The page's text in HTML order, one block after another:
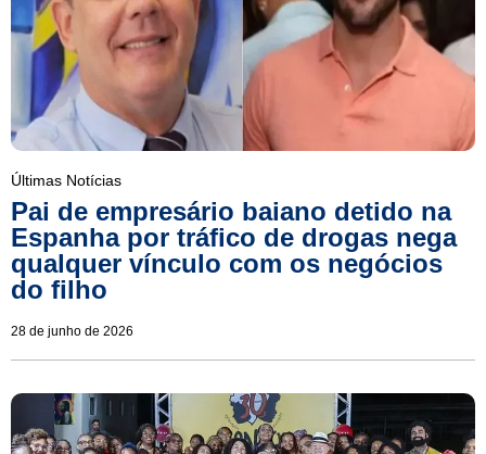
Últimas Notícias
Pai de empresário baiano detido na
Espanha por tráfico de drogas nega
qualquer vínculo com os negócios
do filho
28 de junho de 2026